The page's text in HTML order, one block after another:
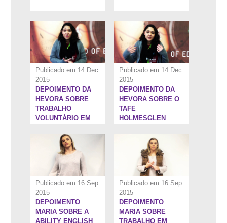
Publicado em 14 Dec
2015
DEPOIMENTO DA
HEVORA SOBRE
TRABALHO
VOLUNTÁRIO EM
Publicado em 14 Dec
2015
DEPOIMENTO DA
HEVORA SOBRE O
TAFE
HOLMESGLEN
Publicado em 16 Sep
2015
1:3''
DEPOIMENTO
MARIA SOBRE A
ABILITY ENGLISH
Publicado em 16 Sep
2015
1:9''
DEPOIMENTO
MARIA SOBRE
TRABALHO EM
1:19''